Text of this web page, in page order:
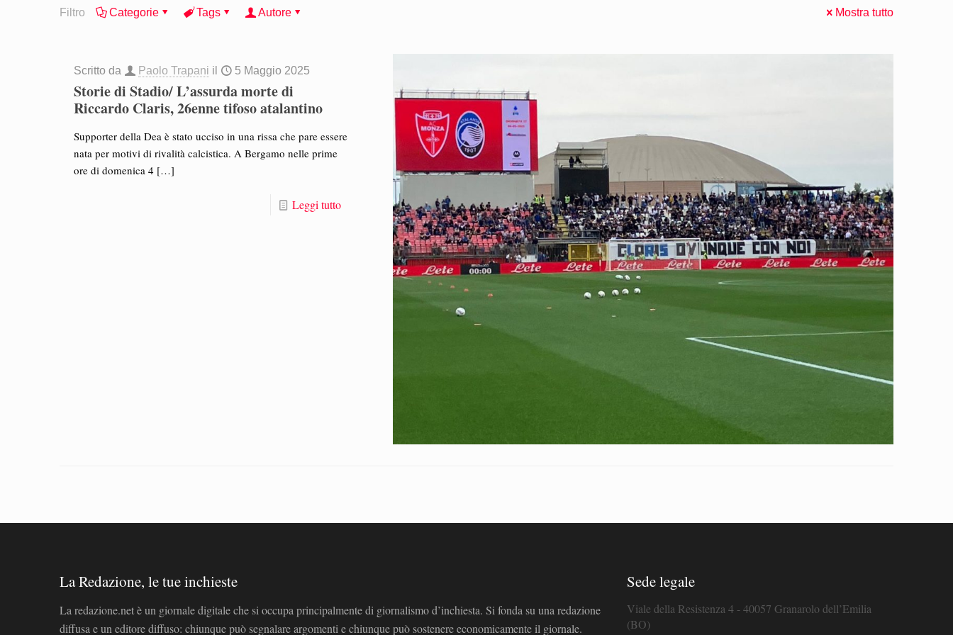
Filtro Categorie Tags Autore Mostra tutto
Scritto da Paolo Trapani il 5 Maggio 2025
Storie di Stadio/ L’assurda morte di
Riccardo Claris, 26enne tifoso atalantino
Supporter della Dea è stato ucciso in una rissa che pare essere
nata per motivi di rivalità calcistica. A Bergamo nelle prime
ore di domenica 4 […]
Leggi tutto
La Redazione, le tue inchieste
La redazione.net è un giornale digitale che si occupa principalmente di giornalismo d’inchiesta. Si fonda su una redazione
diffusa e un editore diffuso: chiunque può segnalare argomenti e chiunque può sostenere economicamente il giornale.
Sede legale
Viale della Resistenza 4 - 40057 Granarolo dell’Emilia
(BO)